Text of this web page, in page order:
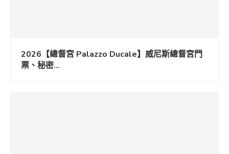
2026【總督宮 Palazzo Ducale】威尼斯總督宮門
票、秘密...